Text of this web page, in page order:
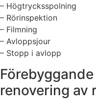
– Högtrycksspolning
– Rörinspektion
– Filmning
– Avloppsjour
– Stopp i avlopp
renovering av